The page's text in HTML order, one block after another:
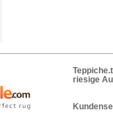
riesige